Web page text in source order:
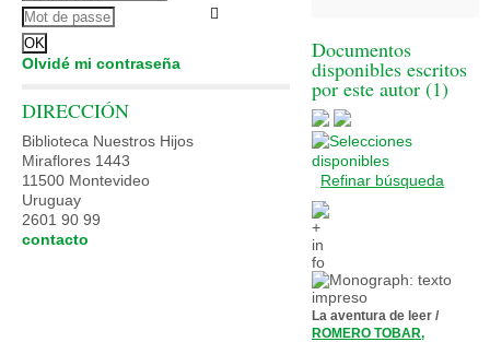
Documentos
disponibles escritos
por este autor (1)
Refinar búsqueda
La aventura de leer /
ROMERO TOBAR,
Olvidé mi contraseña
DIRECCIÓN
Biblioteca Nuestros Hijos
Miraflores 1443
11500 Montevideo
Uruguay
2601 90 99
contacto